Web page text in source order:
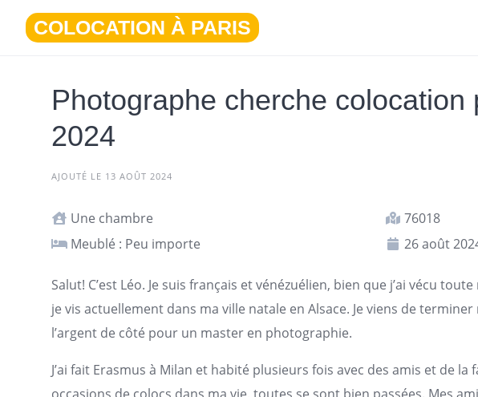
contenu
COLOCATION À PARIS
Photographe cherche colocation
2024
AJOUTÉ LE 13 AOÛT 2024
Une chambre
76018
Meublé : Peu importe
26 août
Salut! C’est Léo. Je suis français et vénézuélien, bien que j’ai vécu
je vis actuellement dans ma ville natale en Alsace. Je viens de
l’argent de côté pour un master en photographie.
J’ai fait Erasmus à Milan et habité plusieurs fois avec des amis et de la